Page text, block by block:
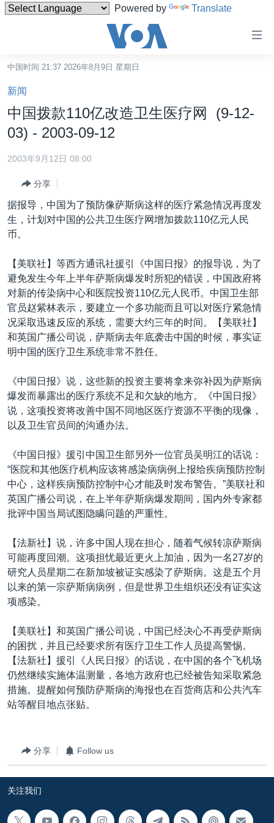
Powered by Translate
碍
链
接
转
内
转
到
导
转
到
索
国际
最新国际新闻
印太
中东
欧洲
非洲
美洲
全球议题
分类新闻
经济·金融·贸易
人权·法律·宗教
科教·文娱·体健
军事
劳工
环境
美中关系
热点专题
白宫要闻
国会报道
美中关系
美国建国250周年
美国之音专访
重要讲话与声明
台海两岸关系
南中国海争端
关注西藏
关注新疆
GEN Z 看美国
VOA视频
VOA今日焦点
中文广播
关注我们
中国时间 21:37 2026年8月9日 星期日
新闻
中国拨款110亿改造卫生医疗网 (9-12-
03) - 2003-09-12
2003年9月12日 08:00
分享
据报导，中国为了预防像萨斯病这样的医疗紧急情况再度发
生，计划对中国的公共卫生医疗网增加拨款110亿元人民
币。
【美联社】等西方通讯社援引《中国日报》的报导说，为了
避免发生今年上半年萨斯病爆发时所犯的错误，中国政府将
对新的传染病中心和医院投资110亿元人民币。中国卫生部
官员赵紫林表示，要建立一个多功能而且可以对医疗紧急情
况采取迅速反应的系统，需要大约三年的时间。【美联社】
和英国广播公司说，萨斯病去年底袭击中国的时候，事实证
明中国的医疗卫生系统非常不胜任。
《中国日报》说，这些新的投资主要将拿来弥补因为萨斯病
爆发而暴露出的医疗系统不足和欠缺的地方。《中国日报》
说，这项投资将改善中国不同地区医疗资源不平衡的现像，
以及卫生官员间的沟通办法。
《中国日报》援引中国卫生部另外一位官员吴明江的话说：
“医院和其他医疗机构应该将感染病病例上报给疾病预防控制
中心，这样疾病预防控制中心才能及时发布警告。”美联社和
英国广播公司说，在上半年萨斯病爆发期间，国内外专家都
批评中国当局试图隐瞒问题的严重性。
【法新社】说，许多中国人现在担心，随着气候转凉萨斯病
可能再度回潮。这项担忧最近更火上加油，因为一名27岁的
研究人员星期二在新加坡被证实感染了萨斯病。这是五个月
以来的第一宗萨斯病病例，但是世界卫生组织还没有证实这
项感染。
【美联社】和英国广播公司说，中国已经决心不再受萨斯病
的困扰，并且已经要求所有医疗卫生工作人员提高警惕。
【法新社】援引《人民日报》的话说，在中国的各个飞机场
仍然继续实施体温测量，各地方政府也已经被告知采取紧急
措施。提醒如何预防萨斯病的海报也在百货商店和公共汽车
站等醒目地点张贴。
分享 Follow us
关注我们